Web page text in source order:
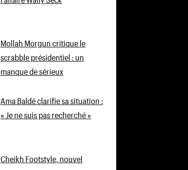
Mollah Morgun critique le
scrabble présidentiel : un
manque de sérieux
Ama Baldé clarifie sa situation :
« Je ne suis pas recherché »
Cheikh Footstyle, nouvel